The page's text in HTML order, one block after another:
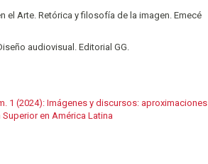
el Arte. Retórica y filosofía de la imagen. Emecé
audiovisual. Editorial GG.
1 (2024): Imágenes y discursos: aproximaciones
en América Latina